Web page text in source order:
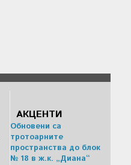
АКЦЕНТИ
Обновени са
тротоарните
пространства до блок
№ 18 в ж.к. „Диана“